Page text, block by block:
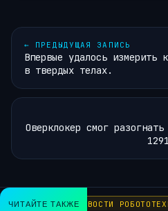
← ПРЕДЫДУЩАЯ ЗАПИСЬ
Впервые удалось измерить
в твердых телах.
Оверклокер смог
ЧИТАЙТЕ ТАКЖЕНОВОСТИ